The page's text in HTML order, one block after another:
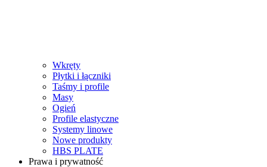
Wkręty
Płytki i łączniki
Taśmy i profile
Masy
Ogień
Profile elastyczne
Systemy linowe
Nowe produkty
HBS PLATE
Prawa i prywatność